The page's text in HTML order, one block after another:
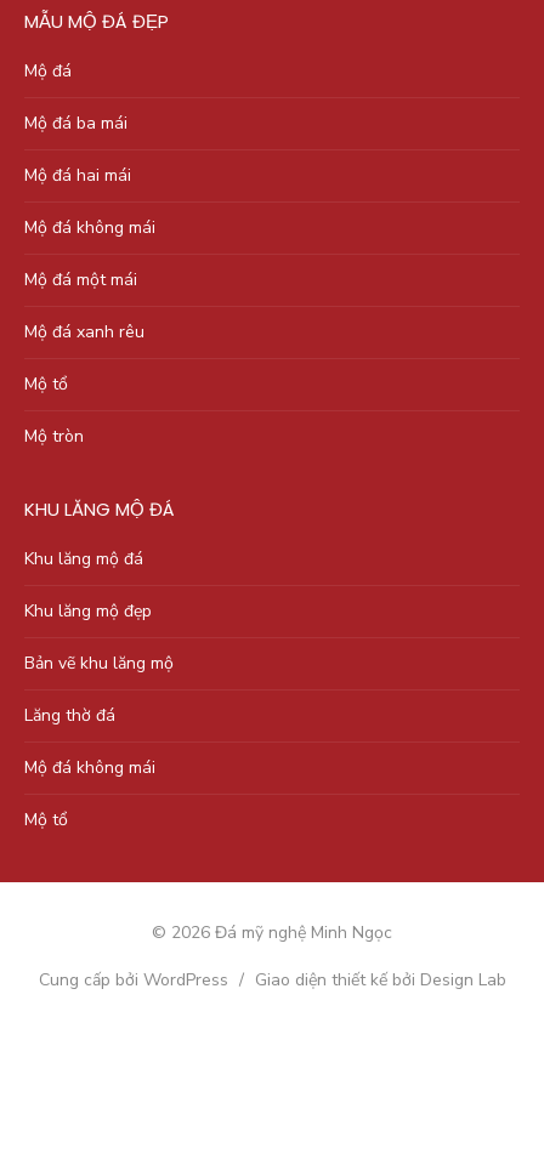
MẪU MỘ ĐÁ ĐẸP
Mộ đá
Mộ đá ba mái
Mộ đá hai mái
Mộ đá không mái
Mộ đá một mái
Mộ đá xanh rêu
Mộ tổ
Mộ tròn
KHU LĂNG MỘ ĐÁ
Khu lăng mộ đá
Khu lăng mộ đẹp
Bản vẽ khu lăng mộ
Lăng thờ đá
Mộ đá không mái
Mộ tổ
© 2026 Đá mỹ nghệ Minh Ngọc
Cung cấp bởi WordPress / Giao diện thiết kế bởi Design Lab